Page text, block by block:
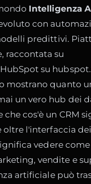
Intelligenza
con
predittivi.
raccontata su
su
mostrano quanto
un vero hub dei
che cos'è un CRM
oltre l'interfaccia
vedere
vendite e
artificiale può